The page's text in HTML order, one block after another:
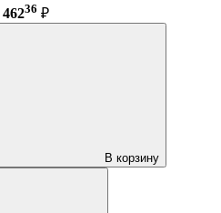
46236 ₽
В корзину